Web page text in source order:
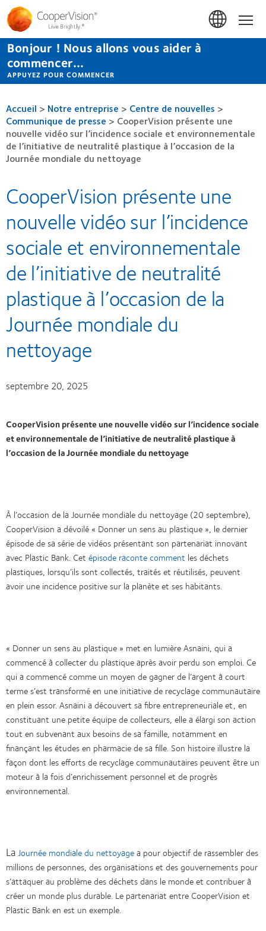
Aller
au
contenu
principal
Bonjour ! Nous allons vous aider à
commencer...
APPUYEZ POUR COMMENCER
Accueil > Notre entreprise > Centre de nouvelles >
Communique de presse > CooperVision présente une
nouvelle vidéo sur l’incidence sociale et environnementale
de l’initiative de neutralité plastique à l’occasion de la
Journée mondiale du nettoyage
CooperVision présente une
nouvelle vidéo sur l’incidence
sociale et environnementale
de l’initiative de neutralité
plastique à l’occasion de la
Journée mondiale du
nettoyage
septembre 20, 2025
CooperVision présente une nouvelle vidéo sur l’incidence sociale
et environnementale de l’initiative de neutralité plastique à
l’occasion de la Journée mondiale du nettoyage
À l’occasion de la Journée mondiale du nettoyage (20 septembre),
CooperVision a dévoilé « Donner un sens au plastique », le dernier
épisode de sa série de vidéos présentant son partenariat innovant
avec Plastic Bank. Cet épisode raconte comment les déchets
plastiques, lorsqu’ils sont collectés, traités et réutilisés, peuvent
avoir une incidence positive sur la planète et ses habitants.
« Donner un sens au plastique » met en lumière Asnaini, qui a
commencé à collecter du plastique après avoir perdu son emploi. Ce
qui a commencé comme un moyen de gagner de l’argent à court
terme s’est transformé en une initiative de recyclage communautaire
en plein essor. Asnaini a découvert sa fibre entrepreneuriale et, en
constituant une petite équipe de collecteurs, elle a élargi son action
tout en subvenant aux besoins de sa famille, notamment en
finançant les études en pharmacie de sa fille. Son histoire illustre la
façon dont les efforts de recyclage communautaires peuvent être un
moteur à la fois d’enrichissement personnel et de progrès
environnemental.
LaJournée mondiale du nettoyagea pour objectif de rassembler des
millions de personnes, des organisations et des gouvernements pour
s’attaquer au problème des déchets dans le monde et contribuer à
créer un monde plus durable. Le partenariat entre CooperVision et
Plastic Bank en est un exemple.